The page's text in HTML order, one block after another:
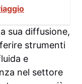
sua diffusione,
strumenti
e
nel settore